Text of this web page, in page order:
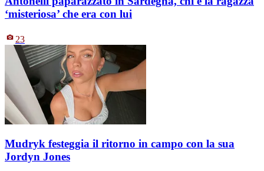
‘misteriosa’ che era con lui
23
Mudryk festeggia il ritorno in campo con la sua
Jordyn Jones